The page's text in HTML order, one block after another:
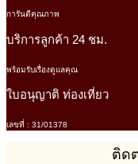
การันตีคุณภาพ
บริการลูกค้า 24 ชม.
พร้อมรับเรื่องดูแลคุณ
ใบอนุญาติ ท่องเที่ยว
เลขที่ : 31/01378
ติด